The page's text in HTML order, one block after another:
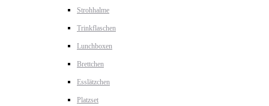
Strohhalme
Trinkflaschen
Lunchboxen
Brettchen
Esslätzchen
Platzset